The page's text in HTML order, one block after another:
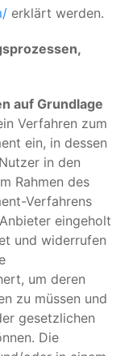
erklärt werden.
auf Grundlage
Verfahren zum
ein, in dessen
in den
Rahmen des
Verfahrens
eingeholt
und widerrufen
um deren
zu müssen und
gesetzlichen
Die